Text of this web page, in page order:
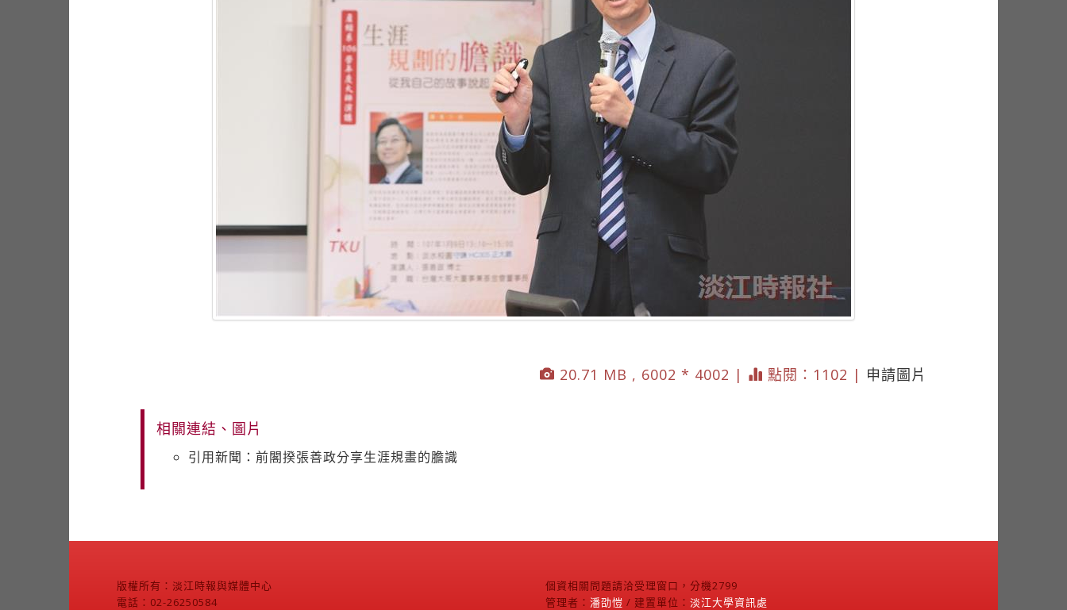
20.71 MB , 6002 * 4002 | 點閱：1102 | 申請圖片
相關連結、圖片
引用新聞：前閣揆張善政分享生涯規畫的膽識
版權所有：淡江時報與媒體中心
電話：02-26250584
個資相關問題請洽受理窗口，分機2799
管理者： 潘劭愷 / 建置單位： 淡江大學資訊處